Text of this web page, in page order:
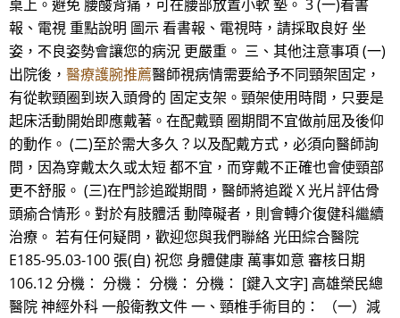
桌上。避免 腰酸背痛，可在腰部放置小軟 墊。 3 (一)看書
報、電視 重點說明 圖示 看書報、電視時，請採取良好 坐
姿，不良姿勢會讓您的病況 更嚴重。 三、其他注意事項 (一)
出院後， 醫療護腕推薦醫師視病情需要給予不同頸架固定，
有從軟頸圈到崁入頭骨的 固定支架。頸架使用時間，只要是
起床活動開始即應戴著。在配戴頸 圈期間不宜做前屈及後仰
的動作。 (二)至於需大多久？以及配戴方式，必須向醫師詢
問，因為穿戴太久或太短 都不宜，而穿戴不正確也會使頸部
更不舒服。 (三)在門診追蹤期間，醫師將追蹤 X 光片評估骨
頭瘉合情形。對於有肢體活 動障礙者，則會轉介復健科繼續
治療。 若有任何疑問，歡迎您與我們聯絡 光田綜合醫院
E185-95.03-100 張(自) 祝您 身體健康 萬事如意 審核日期
106.12 分機： 分機： 分機： 分機： [鍵入文字] 高雄榮民總
醫院 神經外科 一般衛教文件 一、頸椎手術目的： （一）減